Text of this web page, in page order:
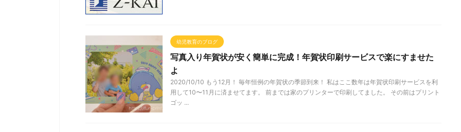
幼児教育のブログ
写真入り年賀状が安く簡単に完成！年賀状印刷サービスで楽にすませた
よ
2020/10/10 もう12月！ 毎年恒例の年賀状の季節到来！ 私はここ数年は年賀状印刷サービスを利
用して10〜11月に済ませてます。 前までは家のプリンターで印刷してました。 その前はプリント
ゴッ ...